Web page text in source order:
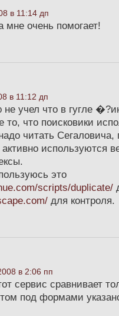
в 11:14 дп
мне очень помогает!
в 11:12 дп
не учел что в гугле
то, что поисковики
читать
используются
это
scripts/duplicate/
для контроля.
в 2:06 пп
сервис сравнивает
под формами